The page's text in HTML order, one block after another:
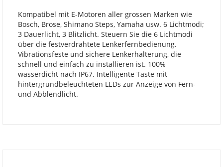
Kompatibel mit E-Motoren aller grossen Marken wie
Bosch, Brose, Shimano Steps, Yamaha usw. 6 Lichtmodi;
3 Dauerlicht, 3 Blitzlicht. Steuern Sie die 6 Lichtmodi
über die festverdrahtete Lenkerfernbedienung.
Vibrationsfeste und sichere Lenkerhalterung, die
schnell und einfach zu installieren ist. 100%
wasserdicht nach IP67. Intelligente Taste mit
hintergrundbeleuchteten LEDs zur Anzeige von Fern-
und Abblendlicht.